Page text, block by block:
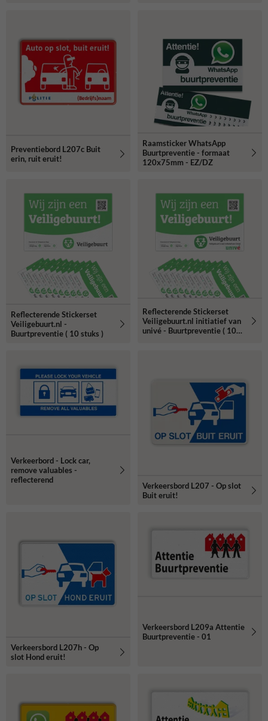
Preventiebord L207c Buit
erin, ruit eruit!
Raamsticker WhatsApp
Buurtpreventie - formaat
120x75mm - EZ/DZ
Reflecterende Stickerset
Veiligebuurt.nl -
Buurtpreventie ( 10 stuks )
Reflecterende Stickerset
Veiligebuurt.nl initiatief van
univé - Buurtpreventie ( 10
Verkeerbord - Lock car,
remove valuables -
reflecterend
Verkeersbord L207 - Op slot
Buit eruit!
Verkeersbord L207h - Op
slot Hond eruit!
Verkeersbord L209a Attentie
Buurtpreventie - 01